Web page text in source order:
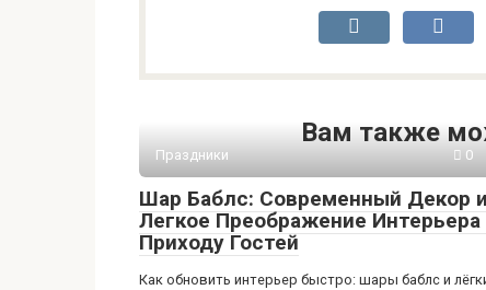
Вам также
Праздники 0
Шар Баблс: Современный Декор и
Легкое Преображение Интерьера
Приходу Гостей
Как обновить интерьер быстро: шары баблс и